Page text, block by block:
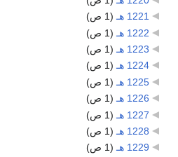
1221 هـ
‏ (1 ص)
1222 هـ
(1 ص)
1223 هـ
(1 ص)
1224 هـ
‏ (1 ص)
1225 هـ
(1 ص)
1226 هـ
‏ (1 ص)
1227 هـ
(1 ص)
1228 هـ
(1 ص)
1229 هـ
‏ (1 ص)